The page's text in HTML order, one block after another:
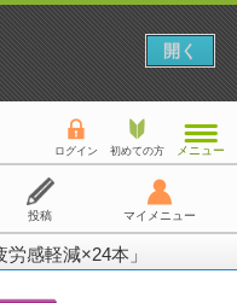
ログイン 初めての方 メニュー
投稿 マイメニュー
感軽減×24本」
開く